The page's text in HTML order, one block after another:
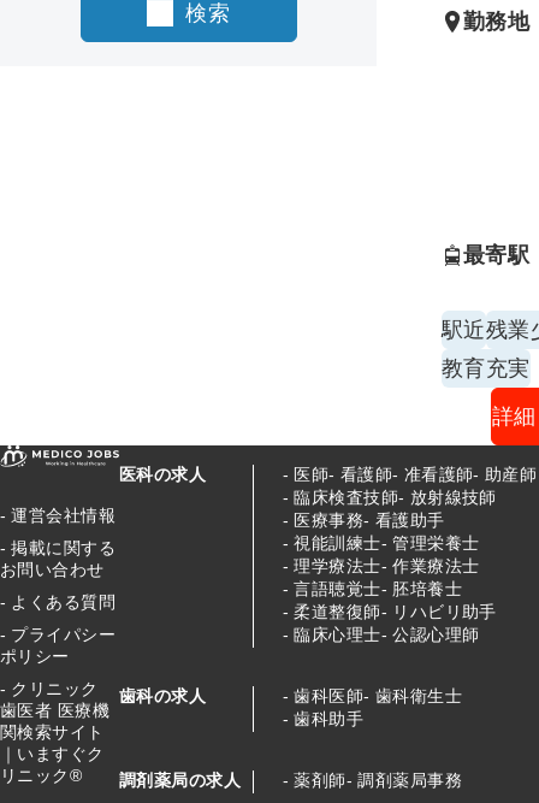
検索
勤務地
最寄駅
駅近残業
教育充実
詳
運営会社情報
掲載に関する
お問い合わせ
よくある質問
プライパシー
ポリシー
クリニック
歯医者 医療機
関検索サイト
｜いますぐク
リニック®
医科の求人 医師 看護師 准看護師
助産師
臨床検査技師
放射線技師
医療事務
看護助手
視能訓練士
管理栄養士
理学療法士
作業療法士
言語聴覚士
胚培養士
柔道整復師
リハビリ助手
臨床心理士
公認心理師
歯科の求人 歯科医師
歯科衛生士
歯科助手
調剤薬局の求人 薬剤師 調剤薬局事務